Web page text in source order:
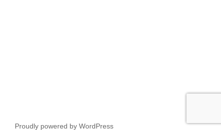
Proudly powered by WordPress